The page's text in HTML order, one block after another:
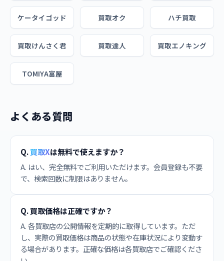
ケータイゴッド 買取オク ハチ買取
買取けんさく君 買取達人 買取エノキング
TOMIYA富屋
よくある質問
Q.買取Xは無料で使えますか？
A. はい、完全無料でご利用いただけます。会員登録も不要
で、検索回数に制限はありません。
Q. 買取価格は正確ですか？
A. 各買取店の公開情報を定期的に取得しています。ただ
し、実際の買取価格は商品の状態や在庫状況により変動す
る場合があります。正確な価格は各買取店でご確認くださ